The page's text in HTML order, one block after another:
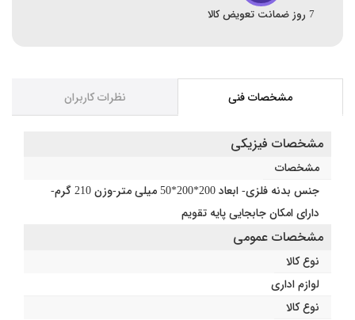
7 روز ضمانت تعویض کالا
مشخصات فنی نظرات کاربران
مشخصات فیزیکی
مشخصات
جنس بدنه فلزی- ابعاد 200*200*50 میلی متر-وزن 210 گرم-
دارای امکان جابجایی پایه تقویم
مشخصات عمومی
نوع کالا
لوازم اداری
نوع کالا